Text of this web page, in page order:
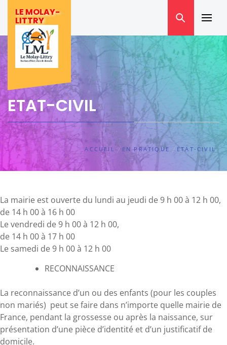
content
LE MOLAY-
LITTRY
Menu
ETAT-CIVIL
ACCUEIL EN PRATIQUE ETAT-CIVIL
La mairie est ouverte du lundi au jeudi de 9 h 00 à 12 h 00,
de 14 h 00 à 16 h 00
Le vendredi de 9 h 00 à 12 h 00,
de 14 h 00 à 17 h 00
Le samedi de 9 h 00 à 12 h 00
RECONNAISSANCE
La reconnaissance d’un ou des enfants (pour les couples
non mariés) peut se faire dans n’importe quelle mairie de
France, pendant la grossesse ou après la naissance, sur
présentation d’une pièce d’identité et d’un justificatif de
domicile.